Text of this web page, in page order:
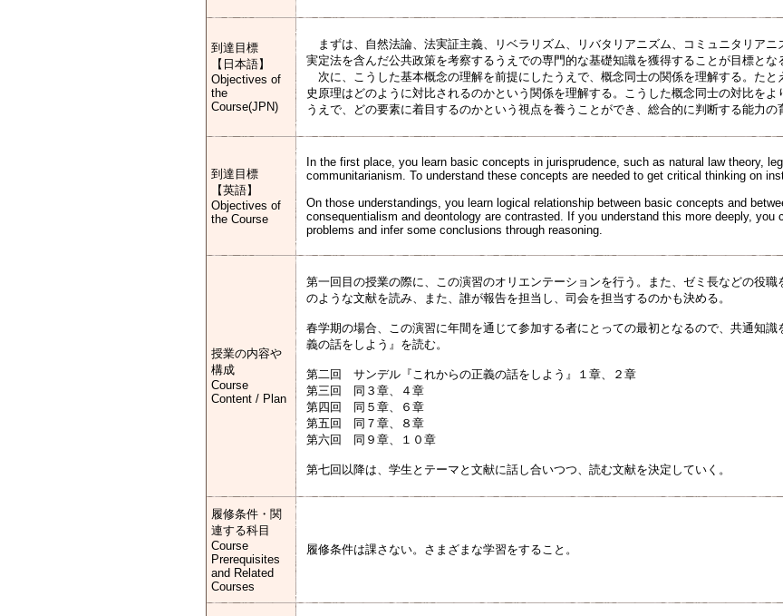
到達目標
【日本語】
Objectives of
the
Course(JPN)
まずは、自然法論、法実証主義、リベラリズム、リバタリアニズム、コミュニタリアニ
実定法を含んだ公共政策を考察するうえでの専門的な基礎知識を獲得することが目標とな
次に、こうした基本概念の理解を前提にしたうえで、概念同士の関係を理解する。た
史原理はどのように対比されるのかという関係を理解する。こうした概念同士の対比を
うえで、どの要素に着目するのかという視点を養うことができ、総合的に判断する能力の
到達目標
【英語】
Objectives of
the Course
In the first place, you learn basic concepts in jurisprudence, such as natural law theory,
communitarianism. To understand these concepts are needed to get critical thinking on
On those understandings, you learn logical relationship between basic concepts and
consequentialism and deontology are contrasted. If you understand this more deeply,
problems and infer some conclusions through reasoning.
授業の内容や
構成
Course
Content / Plan
第一回目の授業の際に、この演習のオリエンテーションを行う。また、ゼミ長などの役
のような文献を読み、また、誰が報告を担当し、司会を担当するのかも決める。
春学期の場合、この演習に年間を通じて参加する者にとっての最初となるので、共通知
義の話をしよう』を読む。
第二回 サンデル『これからの正義の話をしよう』１章、２章
第三回 同３章、４章
第四回 同５章、６章
第五回 同７章、８章
第六回 同９章、１０章
第七回以降は、学生とテーマと文献に話し合いつつ、読む文献を決定していく。
履修条件・関
連する科目
Course
Prerequisites
and Related
Courses
履修条件は課さない。さまざまな学習をすること。